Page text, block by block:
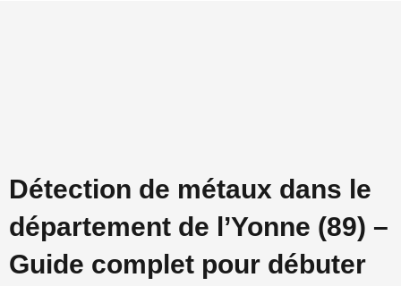
Détection de métaux dans le
département de l’Yonne (89) –
Guide complet pour débuter